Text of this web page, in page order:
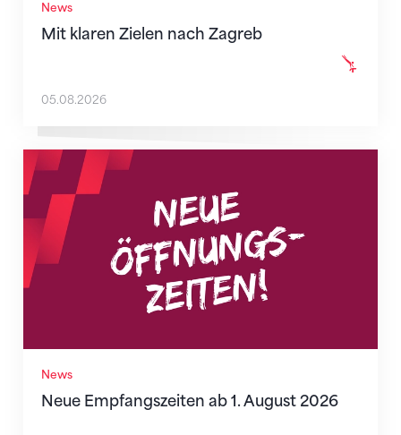
News
Mit klaren Zielen nach Zagreb
05.08.2026
News
Neue Empfangszeiten ab 1. August 2026
Neue Empfangszeiten ab 1. August 2026